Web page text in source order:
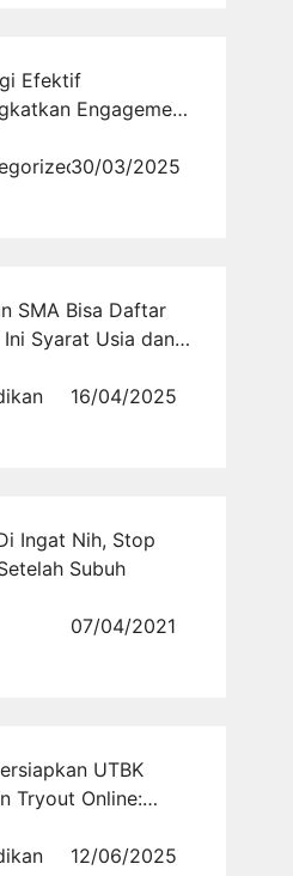
Efektif
Engagement
30/03/2025
SMA Bisa Daftar
Ini Syarat Usia dan
16/04/2025
Ingat Nih, Stop
Subuh
07/04/2021
UTBK
Tryout Online:
12/06/2025